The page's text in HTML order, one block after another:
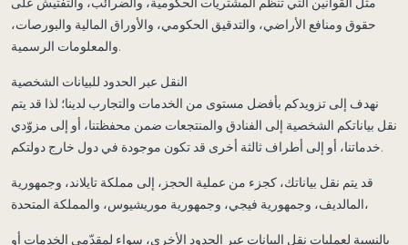
حقوق ومنافع الأراضي، والتدقيق الحكومي، والأوراق المالية والبورصات،
والمعلومات الرسمية.
النقل عبر الحدود للبيانات الشخصية
نهدف إلى تزويدكم بأفضل مستوى من الخدمات والتجارب لدينا؛ لذا قد يتم
نقل بياناتكم الشخصية إلى الفنادق والمنتجعات ضمن محفظتنا، أو إلى مزوّدي
خدماتنا، أو إلى أطراف ثالثة أخرى قد تكون موجودة في دول خارج دولتكم.
قد يتم نقل بياناتك، كجزء من عملية الحجز، إلى مملكة تايلاند، وجمهورية
المالديف، وجمهورية فيجي، وجمهورية موريشيوس، والمملكة المتحدة،
بالنسبة لعمليات نقل البيانات عبر الحدود الأخرى، سواء لمقدّمي الخدمات أو